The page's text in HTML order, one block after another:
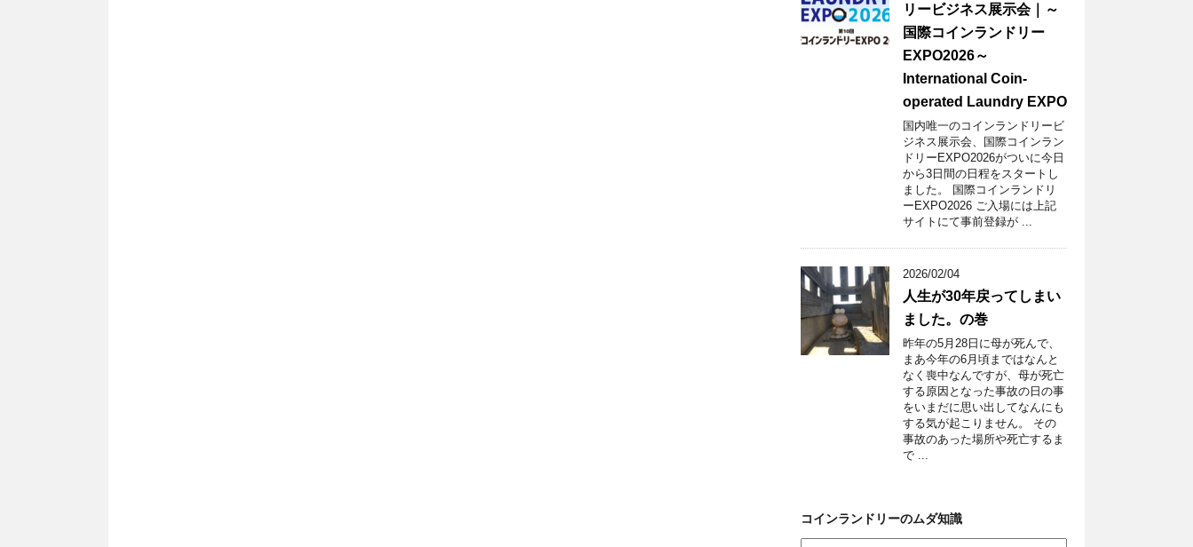
リービジネス展示会｜～
国際コインランドリー
EXPO2026～
International Coin-
operated Laundry EXPO
国内唯一のコインランドリービ
ジネス展示会、国際コインラン
ドリーEXPO2026がついに今日
から3日間の日程をスタートし
ました。 国際コインランドリ
ーEXPO2026 ご入場には上記
サイトにて事前登録が ...
2026/02/04
人生が30年戻ってしまい
ました。の巻
昨年の5月28日に母が死んで、
まあ今年の6月頃まではなんと
なく喪中なんですが、母が死亡
する原因となった事故の日の事
をいまだに思い出してなんにも
する気が起こりません。 その
事故のあった場所や死亡するま
で ...
コインランドリーのムダ知識